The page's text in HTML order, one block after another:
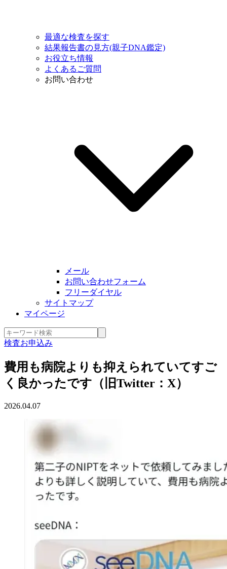
最適な検査を探す
結果報告書の見方(親子DNA鑑定)
お役立ち情報
よくあるご質問
お問い合わせ
メール
お問い合わせフォーム
フリーダイヤル
サイトマップ
マイページ
検査お申込み
費用も病院よりも抑えられていてすご
く良かったです（旧Twitter：X）
2026.04.07